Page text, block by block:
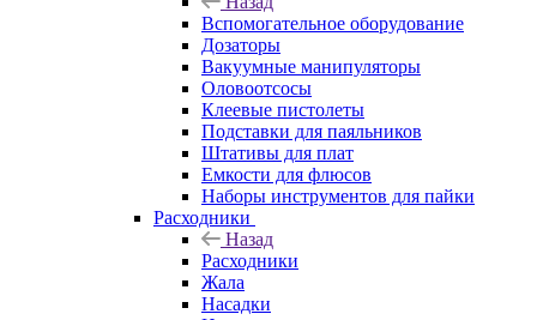
Вспомогательное оборудование
Дозаторы
Вакуумные манипуляторы
Оловоотсосы
Клеевые пистолеты
Подставки для паяльников
Штативы для плат
Емкости для флюсов
Наборы инструментов для пайки
Расходники
Назад
Расходники
Жала
Насадки